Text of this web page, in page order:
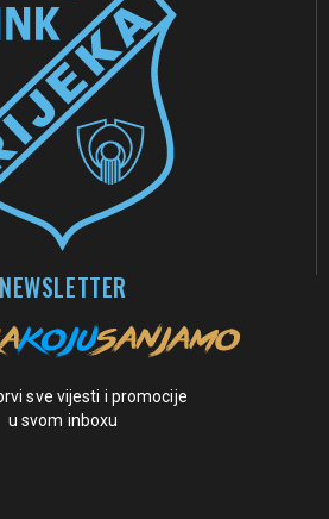
NEWSLETTER
sve vijesti i promocije
u svom inboxu